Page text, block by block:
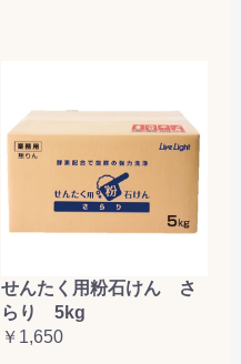
せんたく用粉石けん さ
らり 5kg
￥1,650